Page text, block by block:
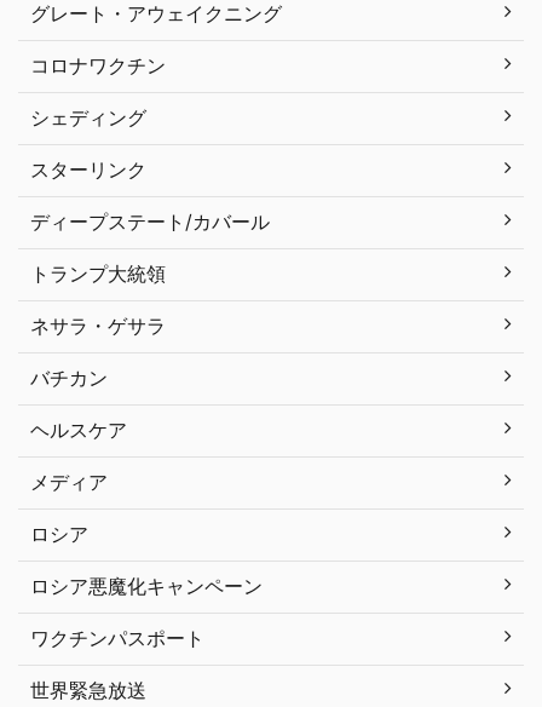
グレート・アウェイクニング
コロナワクチン
シェディング
スターリンク
ディープステート/カバール
トランプ大統領
ネサラ・ゲサラ
バチカン
ヘルスケア
メディア
ロシア
ロシア悪魔化キャンペーン
ワクチンパスポート
世界緊急放送